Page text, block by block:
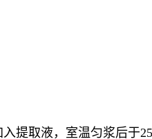
提取液，室温匀浆后于